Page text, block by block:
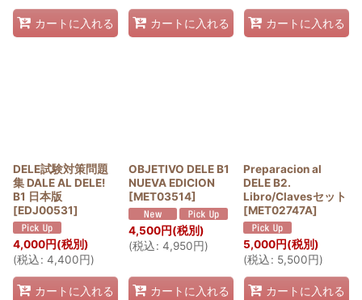
カートに入れる カートに入れる カートに入れる
DELE試験対策問題
集 DALE AL DELE!
B1 日本版
[EDJ00531]
4,000円(税別)
(税込: 4,400円)
カートに入れる
OBJETIVO DELE B1
NUEVA EDICION
[MET03514]
4,500円(税別)
(税込: 4,950円)
カートに入れる
Preparacion al
DELE B2.
Libro/Clavesセット
[MET02747A]
5,000円(税別)
(税込: 5,500円)
カートに入れる